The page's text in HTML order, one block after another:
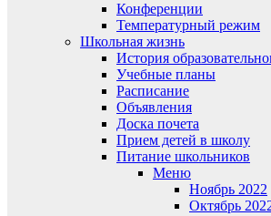
Конференции
Температурный режим
Школьная жизнь
История
Учебные планы
Расписание
Объявления
Доска почета
Прием детей в школу
Питание школьников
Меню
Ноябрь 2022
Октябрь